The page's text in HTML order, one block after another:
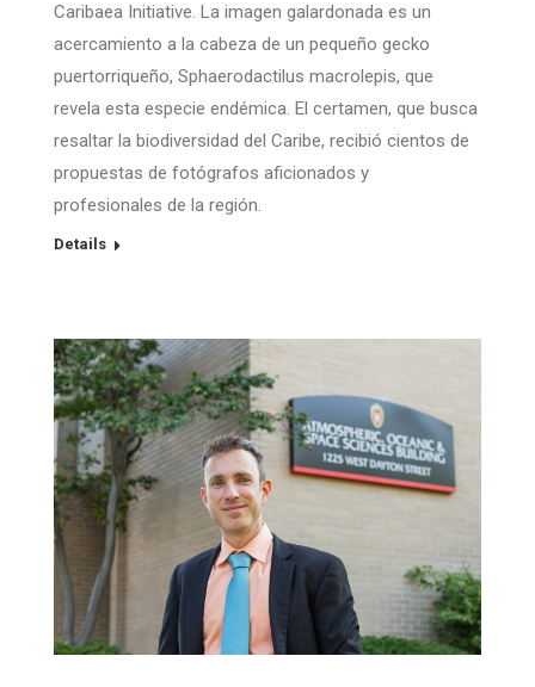
Caribaea Initiative. La imagen galardonada es un
acercamiento a la cabeza de un pequeño gecko
puertorriqueño, Sphaerodactilus macrolepis, que
revela esta especie endémica. El certamen, que busca
resaltar la biodiversidad del Caribe, recibió cientos de
propuestas de fotógrafos aficionados y
profesionales de la región.
Details